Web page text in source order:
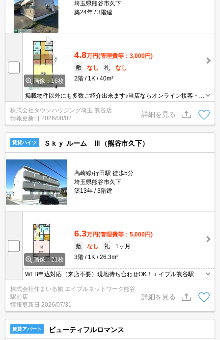
埼玉県熊谷市久下
築24年
3階建
画像：16枚
4.8万円(管理費等：3,000円)
敷
なし 礼
なし
2階
1K 40m²
掲載物件以外にも多数ご紹介出来ます♪当店ならオンライン接客・内
見可能です！メールでのお問い合わせの際は、電話番号も記載頂き
ますとスムーズに御対応できます♪
株式会社タウンハウジング埼玉 熊谷店
情報更新日 2026/08/02
詳細を見る
賃貸ハイツ Ｓｋｙ ルーム Ⅲ（熊谷市久下）
高崎線/行田駅 徒歩5分
埼玉県熊谷市久下
築13年
3階建
画像：21枚
6.3万円(管理費等：5,000円)
敷
なし 礼
1ヶ月
3階
1K 26.3m²
WEB申込対応（来店不要）現地待ち合わせOK！エイブル熊谷駅前
店のおすすめ♪ エイブルは契約金も家賃もクレジット決済可能です♪
保証人も不要です！エイブル熊谷駅前店は賃貸・売買・管理など不
動産全般で相談できます（＾＾）♪エイブルは熊谷駅前と籠原駅前に
店舗があります。（要予約）①②⑤角部屋です。
株式会社住まいる館 エイブルネットワーク熊谷
駅前店
情報更新日 2026/07/31
詳細を見る
賃貸アパート ビューティフルロマンス